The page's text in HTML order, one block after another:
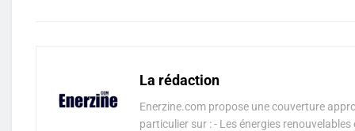
La rédaction
Enerzine.com propose une couverture
particulier sur : - Les énergies